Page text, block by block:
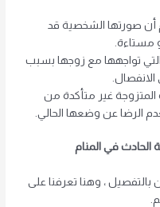
أن صورتها الشخصية قد
مستاءة.
تواجهها مع زوجها بسبب
المتزوجة غير متأكدة من
الرضا عن وضعها الحالي.
الحادث في المنام
، وهنا تعرفنا على